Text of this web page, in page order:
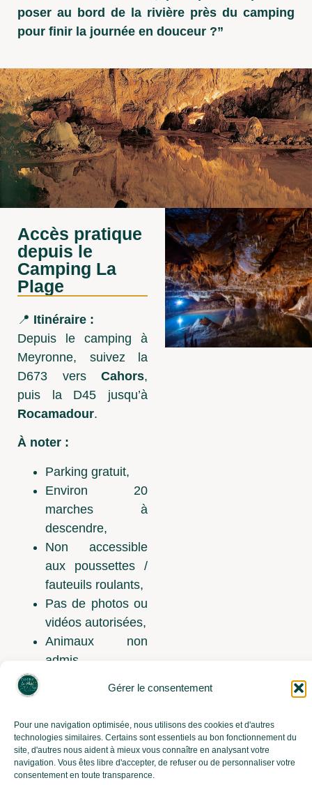
Gérer le consentement
Pour une navigation optimisée, nous utilisons des cookies et d'autres
technologies similaires. Certains sont essentiels au bon fonctionnement du
site, d'autres nous aident à mieux vous connaître en analysant votre
navigation. Vous êtes libre d'accepter, de refuser ou de personnaliser votre
consentement en toute transparence.
poser au bord de la rivière près du camping
pour finir la journée en douceur ?”
Accès pratique
depuis le
Camping La
Plage
📍 Itinéraire :
Depuis le camping à
Meyronne, suivez la
D673 versCahors,
puis la D45 jusqu’à
Rocamadour.
À noter :
Parking gratuit,
Environ 20
marches à
descendre,
Non accessible
aux poussettes /
fauteuils roulants,
Pas de photos ou
vidéos autorisées,
Animaux non
admis.
Tarifs 2026 Plan du camping Visite virtuelle
Menu du Camping
Mentions légales Politique de confidentialité
Cookies & traceurs Conditions générales de vente